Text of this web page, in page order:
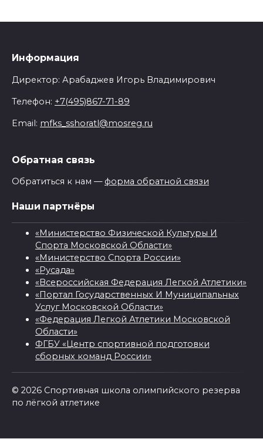
Информация
Директор: Арабаджев Игорь Владимирович
Телефон: +7(495)867-71-89
Email: mfks_sshoratl@mosreg.ru
Обратная связь
Обратиться к нам — форма обратной связи
Наши партнёры
«Министерство Физической Культуры И
Спорта Московской Области»
«Министерство Спорта России»
«Русада»
«Всероссийская Федерация Легкой Атлетики»
«Портал Государственных И Муниципальных
Услуг Московской Области»
«Федерация Легкой Атлетики Московской
Области»
ФГБУ «Центр спортивной подготовки
сборных команд России»
© 2026 Спортивная школа олимпийского резерва
по лёгкой атлетике